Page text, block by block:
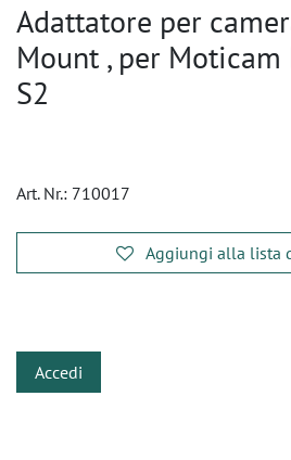
Adattatore per
Mount , per Moticam
S2
Art. Nr.: 710017
Aggiungi alla lista
Accedi